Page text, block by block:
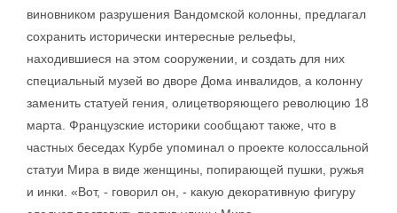
виновником разрушения Вандомской колонны, предлагал
сохранить исторически интересные рельефы,
находившиеся на этом сооружении, и создать для них
специальный музей во дворе Дома инвалидов, а колонну
заменить статуей гения, олицетворяющего революцию 18
марта. Французские историки сообщают также, что в
частных беседах Курбе упоминал о проекте колоссальной
статуи Мира в виде женщины, попирающей пушки, ружья
и инки. «Вот, - говорил он, - какую декоративную фигуру